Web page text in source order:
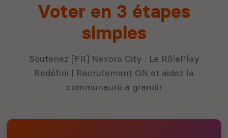
Voter en 3 étapes
simples
Soutenez [FR] Nexora City : Le RôlePlay
Redéfini | Recrutement ON et aidez la
communauté à grandir